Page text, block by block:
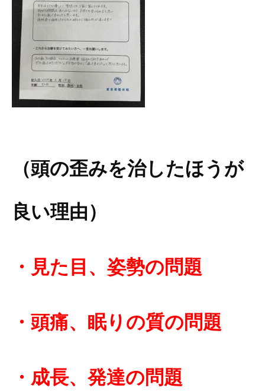
（頭の歪みを治したほうが
良い理由）
・見た目、姿勢の問題
・頭痛、眠りの質の問題
・成長、発達の問題